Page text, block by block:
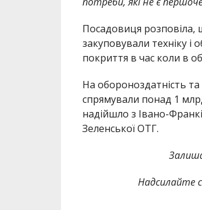
Посадовиця розповіла,
закуповували техніку
покриття в час коли в
На обороноздатність
спрямували понад 1
надійшло з Івано-
Зеленської ОТГ.
Надсилайте